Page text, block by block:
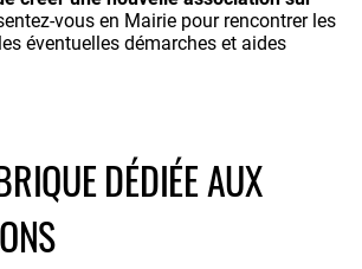
vous en Mairie pour rencontrer les
éventuelles démarches et aides
DÉDIÉE AUX